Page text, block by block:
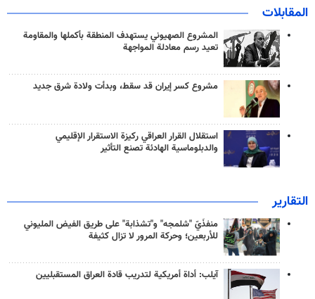
المقابلات
المشروع الصهيوني يستهدف المنطقة بأكملها والمقاومة
تعيد رسم معادلة المواجهة
مشروع كسر إيران قد سقط، وبدأت ولادة شرق جديد
استقلال القرار العراقي ركيزة الاستقرار الإقليمي
والدبلوماسية الهادئة تصنع التأثير
التقارير
منفذَيّ "شلمجه" و"تشذابة" على طريق الفيض المليوني
للأربعين؛ وحركة المرور لا تزال كثيفة
آيلب: أداة أمريكية لتدريب قادة العراق المستقبليين